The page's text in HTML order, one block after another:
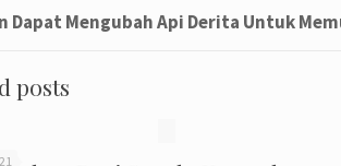
Dapat Mengubah Api Derita Untuk
posts